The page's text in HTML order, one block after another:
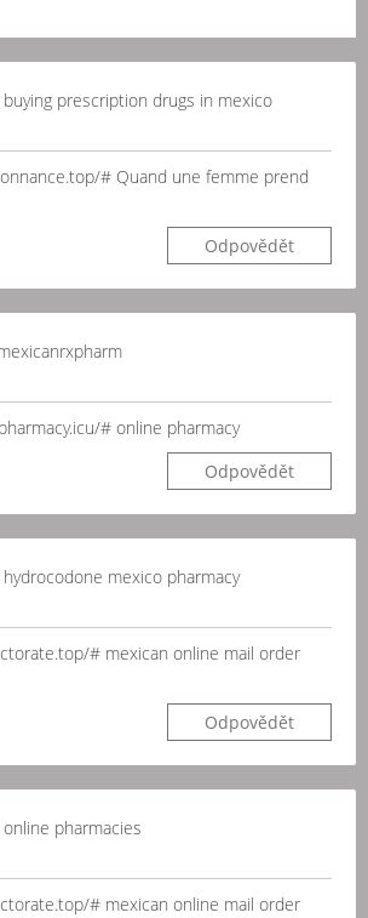
prescription drugs in mexico
# Quand une femme prend
Odpovědět
# online pharmacy
Odpovědět
mexico pharmacy
# mexican online mail order
Odpovědět
pharmacies
# mexican online mail order